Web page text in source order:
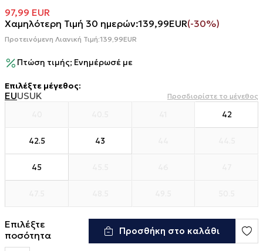
97,99 EUR
Χαμηλότερη Τιμή 30 ημερών:139,99EUR(-30%)
Προτεινόμενη Λιανική Τιμή:139,99EUR
Πτώση τιμής; Ενημέρωσέ με
Επιλέξτε μέγεθος:
EUUSUK Προσδιορίστε το μέγεθος
42
42.5 43
45
Επιλέξτε
ποσότητα
Προσθήκη στο καλάθι